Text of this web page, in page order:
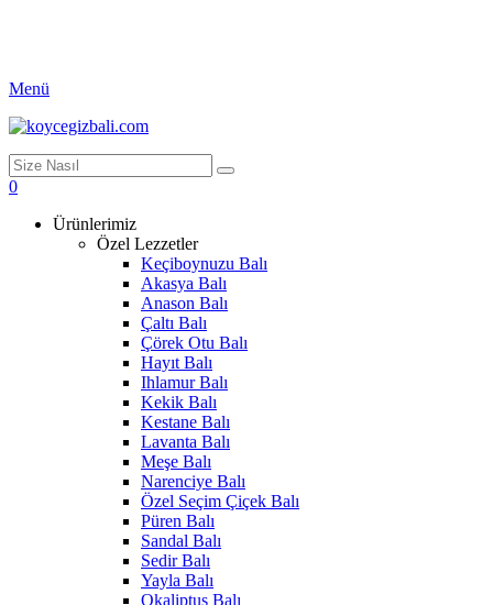
Menü
0
Ürünlerimiz
Özel Lezzetler
Keçiboynuzu Balı
Akasya Balı
Anason Balı
Çaltı Balı
Çörek Otu Balı
Hayıt Balı
Ihlamur Balı
Kekik Balı
Kestane Balı
Lavanta Balı
Meşe Balı
Narenciye Balı
Özel Seçim Çiçek Balı
Püren Balı
Sandal Balı
Sedir Balı
Yayla Balı
Okaliptus Balı